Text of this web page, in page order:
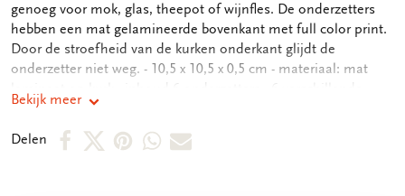
genoeg voor mok, glas, theepot of wijnfles. De onderzetters
hebben een mat gelamineerde bovenkant met full color print.
Door de stroefheid van de kurken onderkant glijdt de
onderzetter niet weg. - 10,5 x 10,5 x 0,5 cm - materiaal: mat
laminaat op kurk - inhoud 6 onderzetters - 6 verschillende
motieven
Bekijk meer
Delen
DeelDeelDeelDeelDeel